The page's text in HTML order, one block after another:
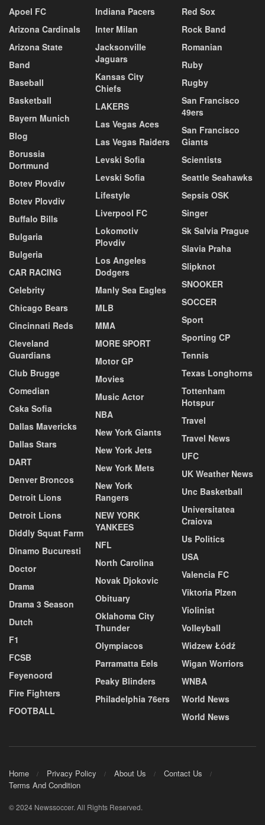
Apoel FC
Arizona Cardinals
Arizona State
Band
Baseball
Basketball
Bayern Munich
Blog
Borussia
Dortmund
Botev Plovdiv
Botev Plovdiv
Buffalo Bills
Bulgaria
Bulgeria
CAR RACING
Celebrity
Chicago Bears
Cincinnati Reds
Cleveland
Guardians
Club Brugge
Comedian
Cska Sofia
Dallas Mavericks
Dallas Stars
DART
Denver Broncos
Detroit Lions
Detroit Lions
Diddly Squat Farm
Dinamo Bucuresti
Doctor
Drama
Drama 3 Season
Dutch
F1
FCSB
Feyenoord
Fire Fighters
FOOTBALL
Indiana Pacers
Inter Milan
Jacksonville
Jaguars
Kansas City
Chiefs
LAKERS
Las Vegas Aces
Las Vegas Raiders
Levski Sofia
Levski Sofia
Lifestyle
Liverpool FC
Lokomotiv
Plovdiv
Los Angeles
Dodgers
Manly Sea Eagles
MLB
MMA
MORE SPORT
Motor GP
Movies
Music Actor
NBA
New York Giants
New York Jets
New York Mets
New York
Rangers
NEW YORK
YANKEES
NFL
North Carolina
Novak Djokovic
Obituary
Oklahoma City
Thunder
Olympiacos
Parramatta Eels
Peaky Blinders
Philadelphia 76ers
Red Sox
Rock Band
Romanian
Ruby
Rugby
San Francisco
49ers
San Francisco
Giants
Scientists
Seattle Seahawks
Sepsis OSK
Singer
Sk Salvia Prague
Slavia Praha
Slipknot
SNOOKER
SOCCER
Sport
Sporting CP
Tennis
Texas Longhorns
Tottenham
Hotspur
Travel
Travel News
UFC
UK Weather News
Unc Basketball
Universitatea
Craiova
Us Politics
USA
Valencia FC
Viktoria Plzen
Violinist
Volleyball
Widzew Łódź
Wigan Worriors
WNBA
World News
World News
Home Privacy Policy About Us
Contact Us
Terms And Condition
© 2024 Newssoccer. All Rights Reserved.